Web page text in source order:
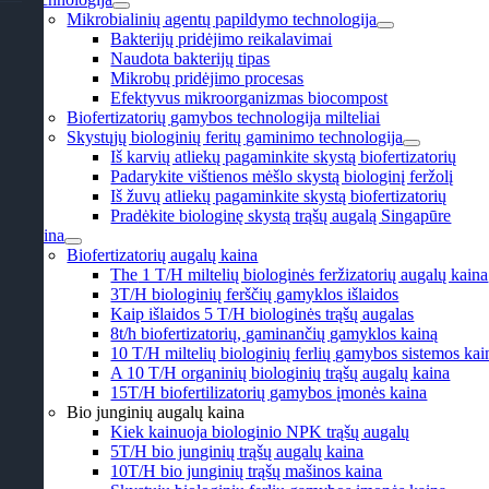
Mikrobialinių agentų papildymo technologija
Bakterijų pridėjimo reikalavimai
Naudota bakterijų tipas
Mikrobų pridėjimo procesas
Efektyvus mikroorganizmas biocompost
Biofertizatorių gamybos technologija milteliai
Skystųjų biologinių feritų gaminimo technologija
Iš karvių atliekų pagaminkite skystą biofertizatorių
Padarykite vištienos mėšlo skystą biologinį feržolį
Iš žuvų atliekų pagaminkite skystą biofertizatorių
Pradėkite biologinę skystą trąšų augalą Singapūre
Kaina
Biofertizatorių augalų kaina
The 1 T/H miltelių biologinės feržizatorių augalų kaina
3T/H biologinių ferščių gamyklos išlaidos
Kaip išlaidos 5 T/H biologinės trąšų augalas
8t/h biofertizatorių, gaminančių gamyklos kainą
10 T/H miltelių biologinių ferlių gamybos sistemos
A 10 T/H organinių biologinių trąšų augalų kaina
15T/H biofertilizatorių gamybos įmonės kaina
Bio junginių augalų kaina
Kiek kainuoja biologinio NPK trąšų augalų
5T/H bio junginių trąšų augalų kaina
10T/H bio junginių trąšų mašinos kaina